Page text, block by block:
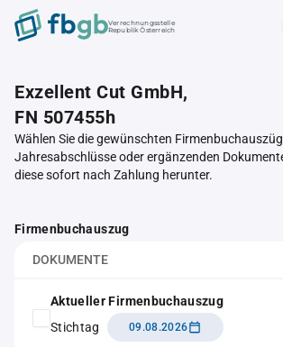
Verrechnungsstelle
Republik Österreich
Exzellent Cut GmbH,
FN 507455h
Wählen Sie die gewünschten
Jahresabschlüsse oder ergänzenden
diese sofort nach Zahlung herunter.
Firmenbuchauszug
DOKUMENTE
Aktueller Firmenbuchauszug
Stichtag
09.08.2026